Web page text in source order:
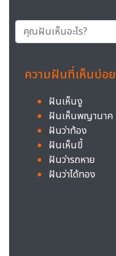
ความฝันที่เห็นบ่อย
ฝันเห็นงู
ฝันเห็นพญานาค
ฝันว่าท้อง
ฝันเห็นขี้
ฝันว่ารถหาย
ฝันว่าได้ทอง